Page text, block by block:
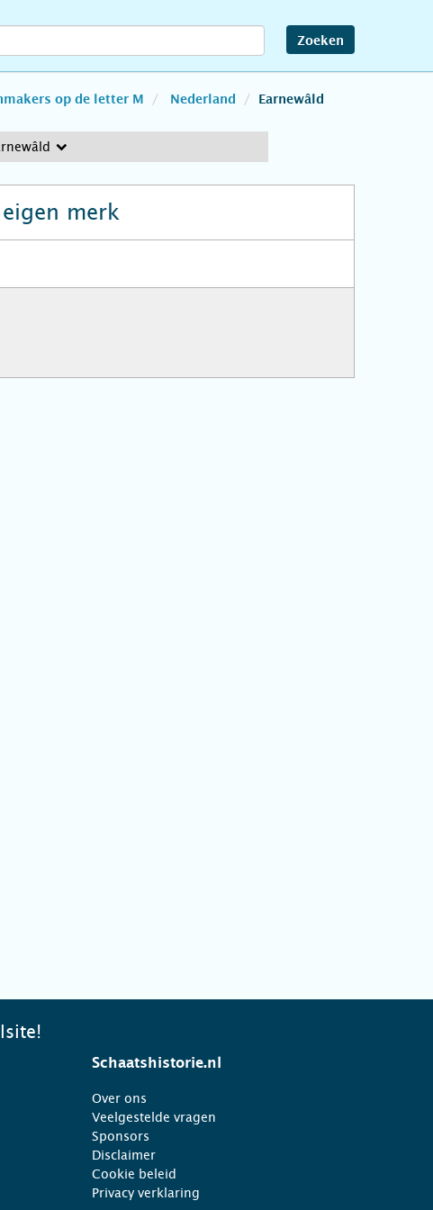
Zoeken
op de letter M Nederland Earnewâld
merk
Schaatshistorie.nl
Over ons
Veelgestelde vragen
Sponsors
Disclaimer
Cookie beleid
Privacy verklaring